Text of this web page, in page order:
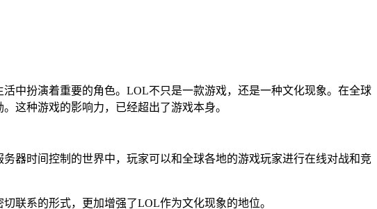
中扮演着重要的角色。LOL不只是一款游戏，还是一种文化现象。在全球
这种游戏的影响力，已经超出了游戏本身。
时间控制的世界中，玩家可以和全球各地的游戏玩家进行在线对战和竞
系的形式，更加增强了LOL作为文化现象的地位。